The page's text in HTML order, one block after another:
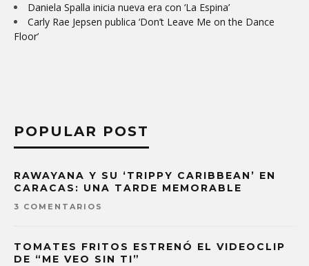
Daniela Spalla inicia nueva era con ‘La Espina’
Carly Rae Jepsen publica ‘Don’t Leave Me on the Dance
Floor’
POPULAR POST
RAWAYANA Y SU ‘TRIPPY CARIBBEAN’ EN
CARACAS: UNA TARDE MEMORABLE
3 COMENTARIOS
TOMATES FRITOS ESTRENÓ EL VIDEOCLIP
DE “ME VEO SIN TI”